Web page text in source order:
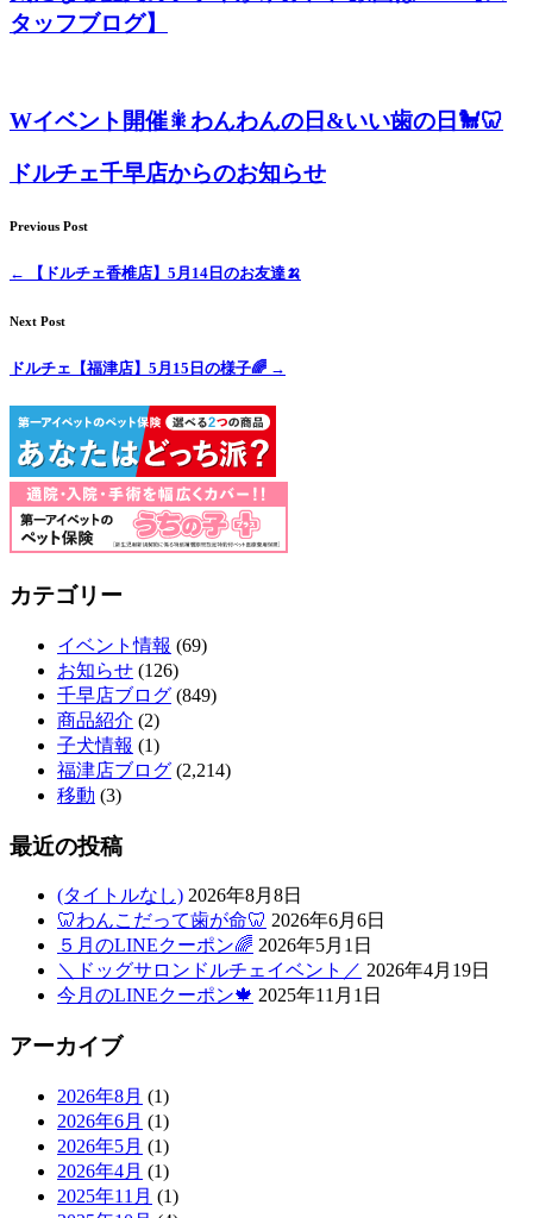
タッフブログ】
Wイベント開催🎇わんわんの日&いい歯の日🐩🦷
ドルチェ千早店からのお知らせ
Previous Post
← 【ドルチェ香椎店】5月14日のお友達🍌
Next Post
ドルチェ【福津店】5月15日の様子🌈 →
カテゴリー
イベント情報 (69)
お知らせ (126)
千早店ブログ (849)
商品紹介 (2)
子犬情報 (1)
福津店ブログ (2,214)
移動 (3)
最近の投稿
(タイトルなし) 2026年8月8日
🦷わんこだって歯が命🦷 2026年6月6日
５月のLINEクーポン🌈 2026年5月1日
＼ドッグサロンドルチェイベント／ 2026年4月19日
今月のLINEクーポン🍁 2025年11月1日
アーカイブ
2026年8月 (1)
2026年6月 (1)
2026年5月 (1)
2026年4月 (1)
2025年11月 (1)